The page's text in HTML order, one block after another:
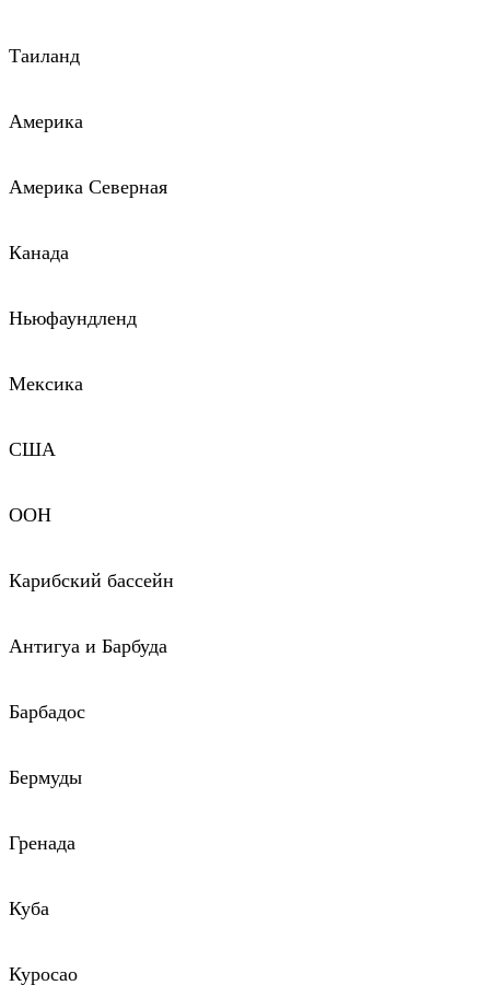
Таиланд
Америка
Америка Северная
Канада
Ньюфаундленд
Мексика
США
ООН
Карибский бассейн
Антигуа и Барбуда
Барбадос
Бермуды
Гренада
Куба
Куросао